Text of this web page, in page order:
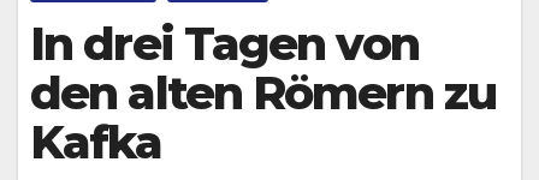
In drei Tagen von
den alten Römern zu
Kafka